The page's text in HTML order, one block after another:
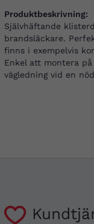
Produktbeskrivning:
Självhäftande
brandsläckare.
finns i exempelvis
Enkel att montera
vägledning vid en